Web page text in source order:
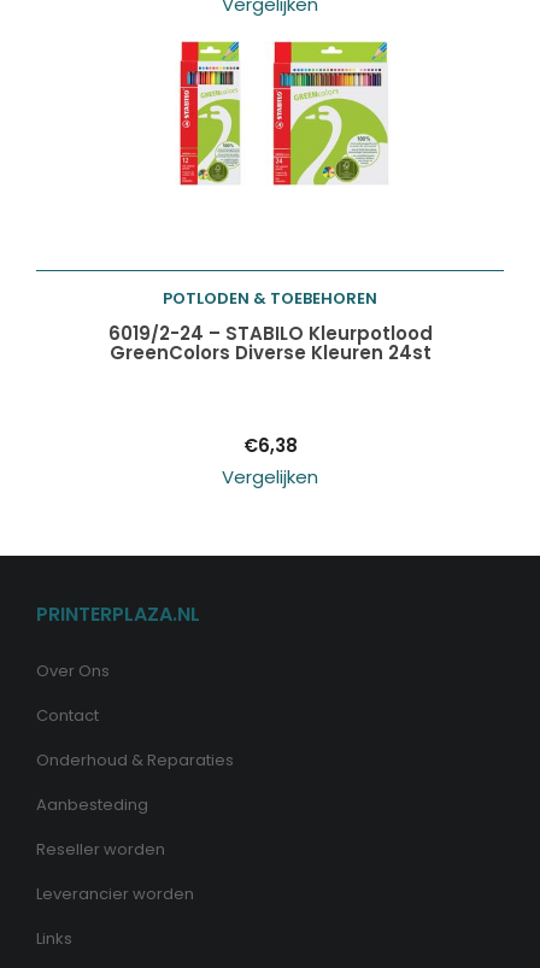
Toevoegen aan
POTLODEN & TOEBEHOREN
6019/2-24 – STABILO Kleurpotlood
GreenColors Diverse Kleuren 24st
€6,38
Vergelijken
PRINTERPLAZA.NL
Over Ons
Contact
Onderhoud & Reparaties
Aanbesteding
Reseller worden
Leverancier worden
Links